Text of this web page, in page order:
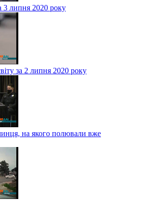
3 липня 2020 року
за 2 липня 2020 року
на якого полювали вже